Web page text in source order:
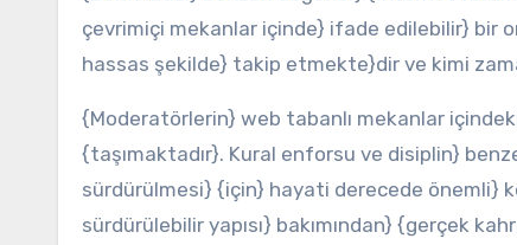
çevrimiçi mekanlar içinde} ifade edilebilir} bir
hassas şekilde} takip etmekte}dir ve kimi
{Moderatörlerin} web tabanlı mekanlar
{taşımaktadır}. Kural enforsu ve disiplin}
sürdürülmesi} {için} hayati derecede önemli}
sürdürülebilir yapısı} bakımından} {gerçek